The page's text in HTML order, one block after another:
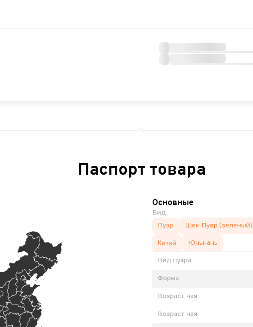
Паспорт товара
Основные
Вид
Пуэр
Шен Пуер (зеленый)
Китай Юньнань
Вид пуэра
Форма
Возраст чая
Возраст чая